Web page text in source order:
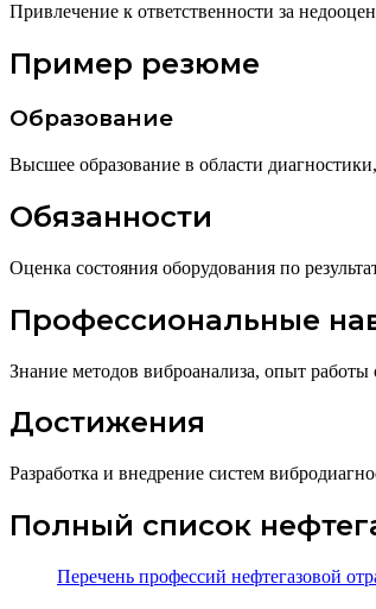
Привлечение к ответственности за
Пример резюме
Образование
Высшее образование в области
Обязанности
Оценка состояния оборудования по
Профессиональные
Знание методов виброанализа, опыт
Достижения
Разработка и внедрение систем
Полный список
Перечень профессий нефтегазовой